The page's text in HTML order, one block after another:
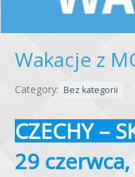
Wakacje z
Category: Bez kategorii
CZECHY –
29